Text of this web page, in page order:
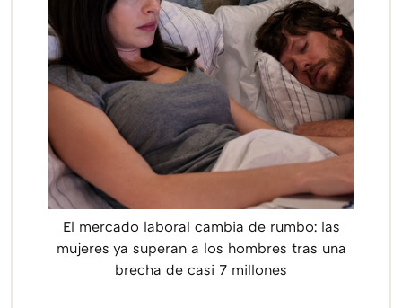
El mercado laboral cambia de rumbo: las
mujeres ya superan a los hombres tras una
brecha de casi 7 millones